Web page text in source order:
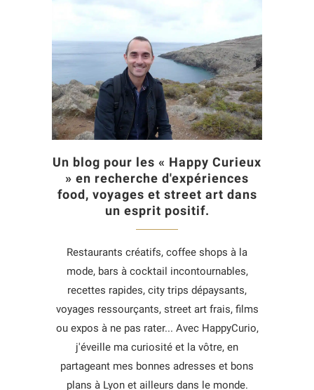
Un blog pour les « Happy Curieux
» en recherche d'expériences
food, voyages et street art dans
un esprit positif.
Restaurants créatifs, coffee shops à la
mode, bars à cocktail incontournables,
recettes rapides, city trips dépaysants,
voyages ressourçants, street art frais, films
ou expos à ne pas rater... Avec HappyCurio,
j'éveille ma curiosité et la vôtre, en
partageant mes bonnes adresses et bons
plans à Lyon et ailleurs dans le monde.